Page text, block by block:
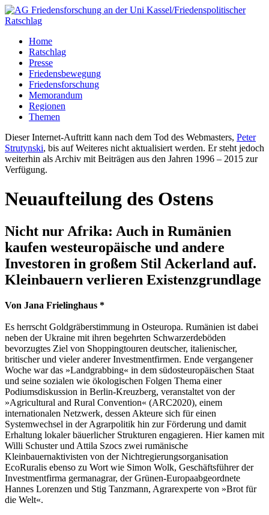
Home
Ratschlag
Presse
Friedensbewegung
Friedensforschung
Memorandum
Regionen
Themen
Dieser Internet-Auftritt kann nach dem Tod des Webmasters, Peter
Strutynski, bis auf Weiteres nicht aktualisiert werden. Er steht jedoch
weiterhin als Archiv mit Beiträgen aus den Jahren 1996 – 2015 zur
Verfügung.
Neuaufteilung des Ostens
Nicht nur Afrika: Auch in Rumänien
kaufen westeuropäische und andere
Investoren in großem Stil Ackerland auf.
Kleinbauern verlieren Existenzgrundlage
Von Jana Frielinghaus *
Es herrscht Goldgräberstimmung in Osteuropa. Rumänien ist dabei
neben der Ukraine mit ihren begehrten Schwarzerdeböden
bevorzugtes Ziel von Shoppingtouren deutscher, italienischer,
britischer und vieler anderer Investmentfirmen. Ende vergangener
Woche war das »Landgrabbing« in dem südosteuropäischen Staat
und seine sozialen wie ökologischen Folgen Thema einer
Podiumsdiskussion in Berlin-Kreuzberg, veranstaltet von der
»Agricultural and Rural Convention« (ARC2020), einem
internationalen Netzwerk, dessen Akteure sich für einen
Systemwechsel in der Agrarpolitik hin zur Förderung und damit
Erhaltung lokaler bäuerlicher Strukturen engagieren. Hier kamen mit
Willi Schuster und Attila Szocs zwei rumänische
Kleinbauernaktivisten von der Nichtregierungsorganisation
EcoRuralis ebenso zu Wort wie Simon Wolk, Geschäftsführer der
Investmentfirma germanagrar, der Grünen-Europaabgeordnete
Hannes Lorenzen und Stig Tanzmann, Agrarexperte von »Brot für
die Welt«.